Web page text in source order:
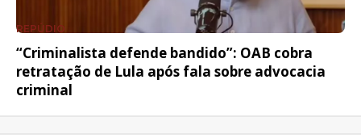
REPÚDIO
“Criminalista defende bandido”: OAB cobra
retratação de Lula após fala sobre advocacia
criminal